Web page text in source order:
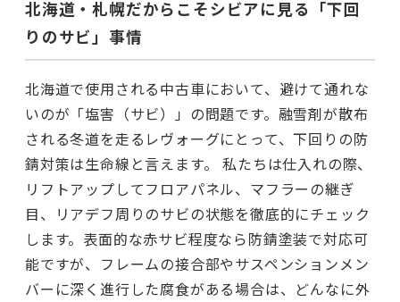
北海道・札幌だからこそシビアに見る「下回
りのサビ」事情
北海道で使用される中古車において、避けて通れな
いのが「塩害（サビ）」の問題です。融雪剤が散布
される冬道を走るレヴォーグにとって、下回りの防
錆対策は生命線と言えます。 私たちは仕入れの際、
リフトアップしてフロアパネル、マフラーの継ぎ
目、リアデフ周りのサビの状態を徹底的にチェック
します。表面的な赤サビ程度なら防錆塗装で対応可
能ですが、フレームの接合部やサスペンションメン
バーに深く進行した腐食がある場合は、どんなに外